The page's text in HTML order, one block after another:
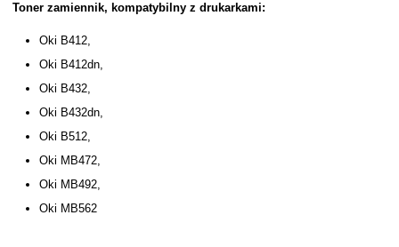
Toner zamiennik, kompatybilny z drukarkami:
Oki B412,
Oki B412dn,
Oki B432,
Oki B432dn,
Oki B512,
Oki MB472,
Oki MB492,
Oki MB562